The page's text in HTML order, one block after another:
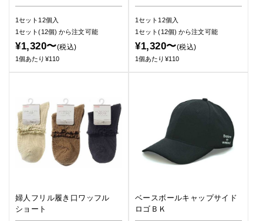
1セット12個入
1セット(12個)から注文可能
¥1,320〜(税込)
1個あたり¥110
1セット12個入
1セット(12個)から注文可能
¥1,320〜(税込)
1個あたり¥110
婦人フリル履き口ワッフル
ショート
ベースボールキャップサイド
ロゴＢＫ